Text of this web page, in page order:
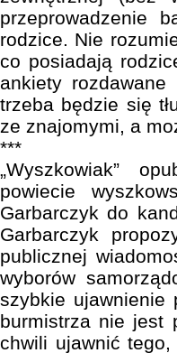
przeprowadzenie
rodzice. Nie
co posiadają
ankiety
trzeba będzie się
ze znajomymi, a
***
„Wyszkowiak”
powiecie
Garbarczyk do
Garbarczyk
publicznej
wyborów
szybkie ujawnienie
burmistrza nie jest
chwili ujawnić